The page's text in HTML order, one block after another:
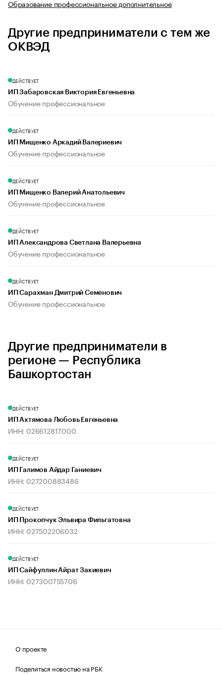
Образование профессиональное дополнительное
Другие предприниматели с тем же
ОКВЭД
ДЕЙСТВУЕТ
ИП Забаровская Виктория Евгеньевна
Обучение профессиональное
ДЕЙСТВУЕТ
ИП Мищенко Аркадий Валериевич
Обучение профессиональное
ДЕЙСТВУЕТ
ИП Мищенко Валерий Анатольевич
Обучение профессиональное
ДЕЙСТВУЕТ
ИП Александрова Светлана Валерьевна
Обучение профессиональное
ДЕЙСТВУЕТ
ИП Сарахман Дмитрий Семенович
Обучение профессиональное
Другие предприниматели в
регионе — Республика
Башкортостан
ДЕЙСТВУЕТ
ИП Ахтямова Любовь Евгеньевна
ИНН: 026612817000
ДЕЙСТВУЕТ
ИП Галимов Айдар Ганиевич
ИНН: 027200883486
ДЕЙСТВУЕТ
ИП Прокопчук Эльвира Фильгатовна
ИНН: 027502206032
ДЕЙСТВУЕТ
ИП Сайфуллин Айрат Закиевич
ИНН: 027300755706
О проекте
Поделиться новостью на РБК